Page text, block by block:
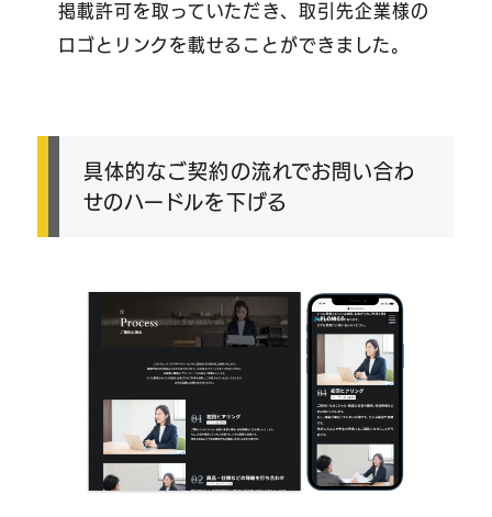
掲載許可を取っていただき、取引先企業様の
ロゴとリンクを載せることができました。
具体的なご契約の流れでお問い合わ
せのハードルを下げる